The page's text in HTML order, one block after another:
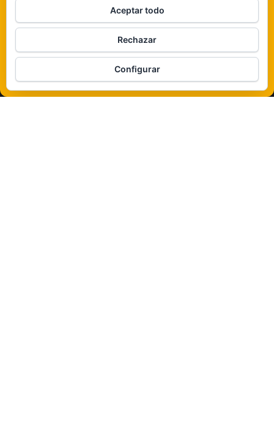
De ninguna manera
Veámos que hay aquí
Política de cookies
Funciona gracias aWordPress |Tema:Envo Magazine
Aceptar todo
Rechazar
Configurar